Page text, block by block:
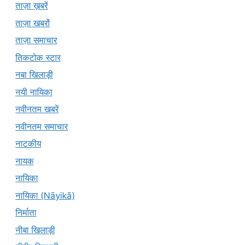
ताज़ा ख़बरें
ताज़ा खबरों
ताज़ा समाचार
तिकटोक स्टार
नबा खिलाड़ी
नयी नायिका
नवीनतम खबरें
नवीनतम समाचार
नाटकीय
नायक
नायिका
नायिका (Nāyikā)
निर्माता
नीबा खिलाड़ी